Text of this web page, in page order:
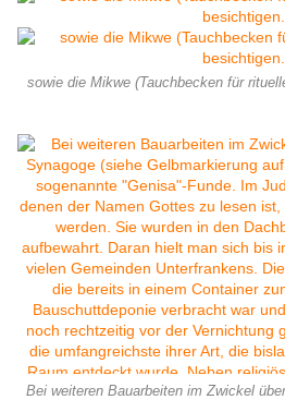
sowie die Mikwe (Tauchbecken für
Bei weiteren Bauarbeiten im Zwickel